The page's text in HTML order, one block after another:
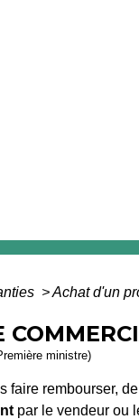
> Achat d'un
ministre)
rembourser,
par le vendeur ou